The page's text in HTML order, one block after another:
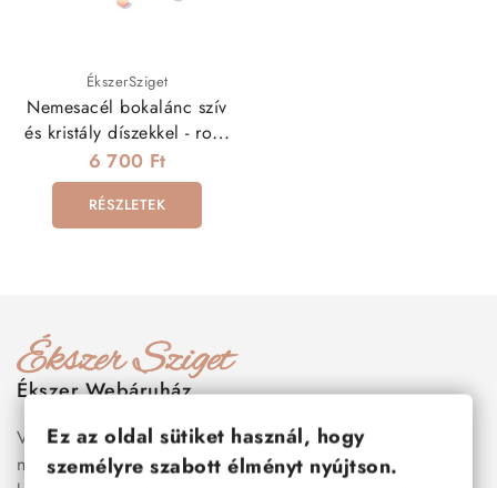
ÉkszerSziget
Nemesacél bokalánc szív
és kristály díszekkel - rozé
arany
6 700 Ft
RÉSZLETEK
Ékszer Webáruház
Válogass több száz prémium minőségű, stílusos és tartós
nemesacél ékszer és orvosi fém ékszer közül, amelyek
Ez az oldal sütiket használ, hogy
személyre szabott élményt nyújtson.